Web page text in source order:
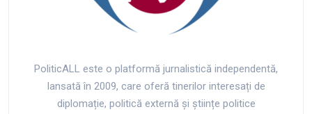
PoliticALL este o platformă jurnalistică independentă,
lansată în 2009, care oferă tinerilor interesați de
diplomație, politică externă și științe politice